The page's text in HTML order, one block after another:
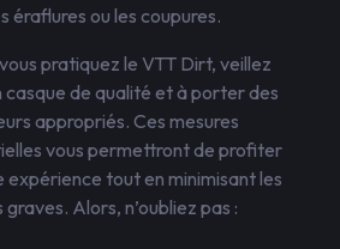
éraflures ou les coupures.
pratiquez le VTT Dirt, veillez
casque de qualité et à porter des
appropriés. Ces mesures
vous permettront de profiter
tout en minimisant les
Alors, n’oubliez pas :